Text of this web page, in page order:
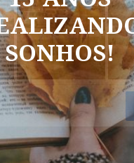
SONHOS!